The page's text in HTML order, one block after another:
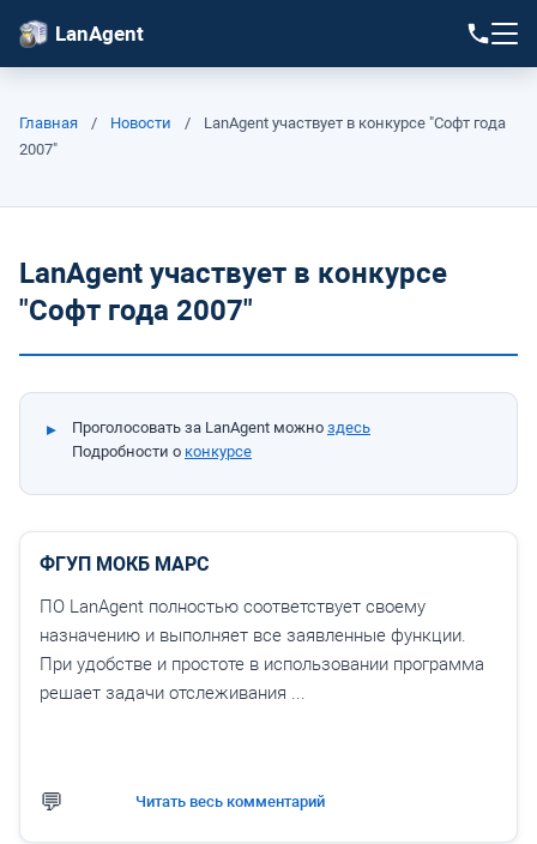
LanAgent
Главная / Новости /
LanAgent участвует в конкурсе "Софт года
2007"
LanAgent участвует в конкурсе
"Софт года 2007"
Проголосовать за LanAgent можно здесь
Подробности о конкурсе
ФГУП МОКБ МАРС
ПО LanAgent полностью соответствует своему
назначению и выполняет все заявленные функции.
При удобстве и простоте в использовании программа
решает задачи отслеживания ...
Читать весь комментарий